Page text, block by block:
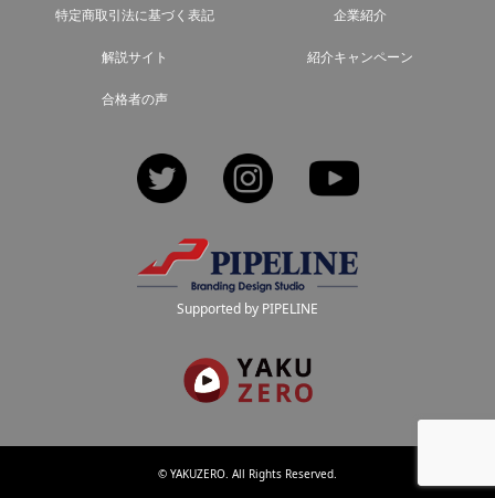
特定商取引法に基づく表記 企業紹介
解説サイト 紹介キャンペーン
合格者の声
Twitter Instagram
Supported by PIPELINE
© YAKUZERO. All Rights Reserved.